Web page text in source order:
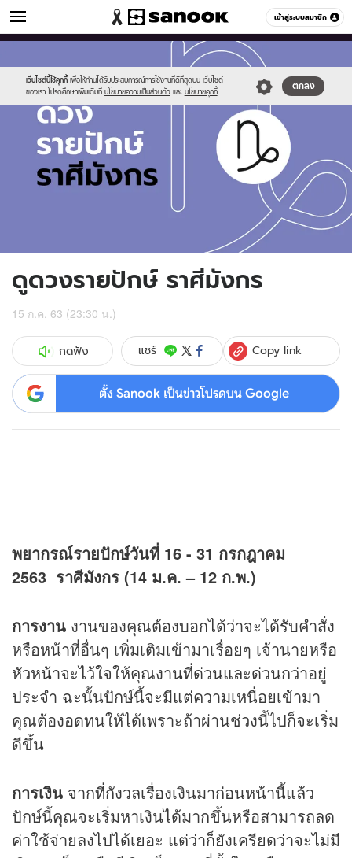
เข้าสู่ระบบสมาชิก
ดูดวง หมวดอื่นๆ
เว็บไซต์นี้ใช้คุกกี้ เพื่อให้ท่านได้รับประสบการณ์การใช้งานที่ดีที่สุดบน เว็บไซต์
ของเรา โปรดศึกษาเพิ่มเติมที่ นโยบายความเป็นส่วนตัว และ นโยบายคุกกี้
ตกลง
new-
sanook.png
//s.isanook.com/ho/0/ud/fxd/fortnightly/fortnightly-
capricorn.jpg
ดูดวงรายปักษ์ ราศีมังกร
15 ก.ค. 63 (23:30 น.)
กดฟัง แชร์ Copy link
ตั้ง Sanook เป็นข่าวโปรดบน Google
พยากรณ์รายปักษ์วันที่ 16 - 31 กรกฎาคม
2563 ราศีมังกร (14 ม.ค. – 12 ก.พ.)
การงาน งานของคุณต้องบอกได้ว่าจะได้รับคำสั่ง
หรือหน้าที่อื่นๆ เพิ่มเติมเข้ามาเรื่อยๆ เจ้านายหรือ
หัวหน้าจะไว้ใจให้คุณงานที่ด่วนและด่วนกว่าอยู่
ประจำ ฉะนั้นปักษ์นี้จะมีแต่ความเหนื่อยเข้ามา
คุณต้องอดทนให้ได้เพราะถ้าผ่านช่วงนี้ไปก็จะเริ่ม
ดีขึ้น
การเงิน จากที่กังวลเรื่องเงินมาก่อนหน้านี้แล้ว
ปักษ์นี้คุณจะเริ่มหาเงินได้มากขึ้นหรือสามารถลด
ค่าใช้จ่ายลงไปได้เยอะ แต่ว่าก็ยังเครียดว่าจะไม่มี